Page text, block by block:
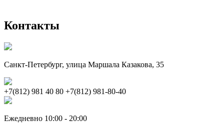
Контакты
Санкт-Петербург, улица Маршала Казакова, 35
+7(812) 981 40 80 +7(812) 981-80-40
Ежедневно 10:00 - 20:00